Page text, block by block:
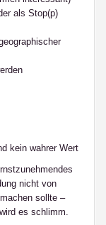
als Stop(p)
kein wahrer Wert
nicht von
sollte –
es schlimm.